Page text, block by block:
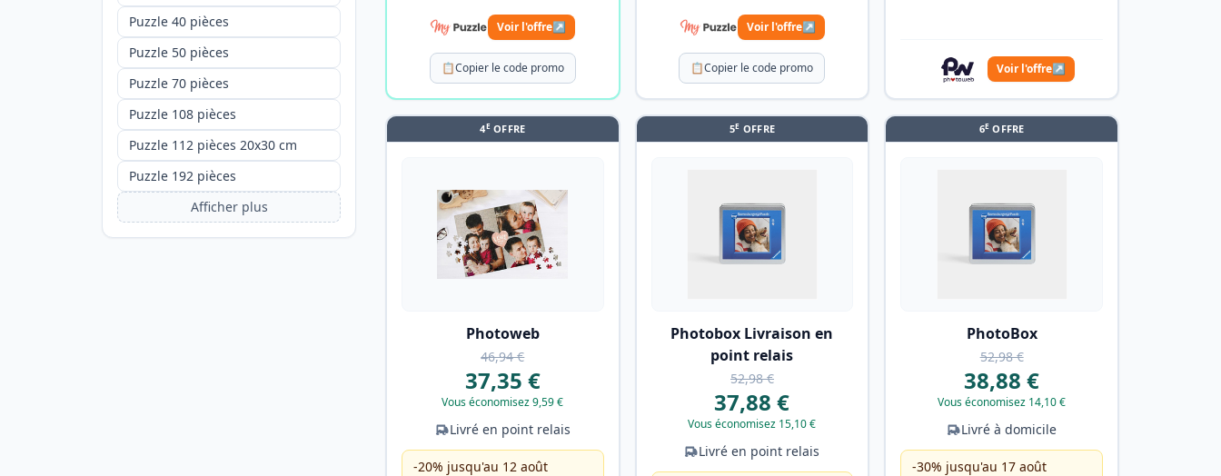
Puzzle 40 pièces
Puzzle 50 pièces
Puzzle 70 pièces
Puzzle 108 pièces
Puzzle 112 pièces 20x30 cm
Puzzle 192 pièces
Afficher plus
Voir l'offre↗
📋Copier le code promo
Voir l'offre↗
📋Copier le code promo Voir l'offre↗
4EOFFRE
Photoweb
46,94 €
37,35 €
Vous économisez 9,59 €
Livré en point relais
-20% jusqu'au 12 août
5E OFFRE
Photobox Livraison en
point relais
52,98 €
37,88 €
Vous économisez 15,10 €
Livré en point relais
6E OFFRE
PhotoBox
52,98 €
38,88 €
Vous économisez 14,10 €
Livré à domicile
-30% jusqu'au 17 août